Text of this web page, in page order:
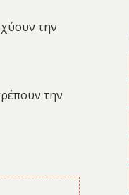
την
την